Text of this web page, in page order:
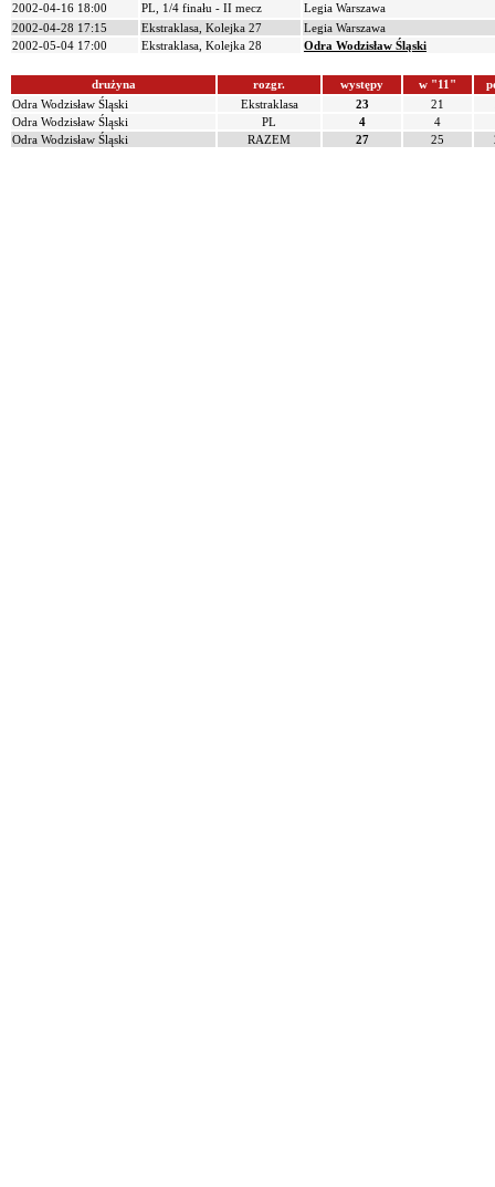
2002-04-16 18:00
PL, 1/4 finału - II mecz
Legia Warszawa
2002-04-28 17:15
Ekstraklasa, Kolejka 27
Legia Warszawa
2002-05-04 17:00
Ekstraklasa, Kolejka 28 Odra Wodzisław Śląski
drużyna rozgr. występy w "11"
Odra Wodzisław Śląski
Ekstraklasa 23 21
Odra Wodzisław Śląski
PL 4
4
Odra Wodzisław Śląski
RAZEM 27 25